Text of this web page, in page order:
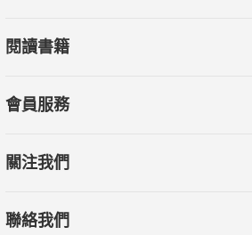
閱讀書籍
會員服務
關注我們
聯絡我們